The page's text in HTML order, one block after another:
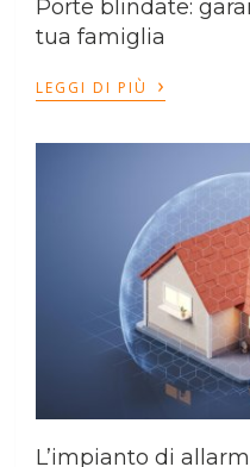
Porte blindate:
tua famiglia
LEGGI DI PIÙ ›
L’impianto di